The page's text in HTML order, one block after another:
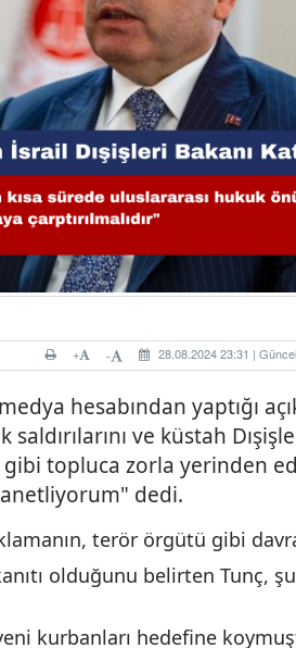
28.08.2024 23:31 |
-
+
hesabından yaptığı
ve küstah
gibi topluca zorla yerinden
lanetliyorum" dedi.
terör örgütü gibi
olduğunu belirten Tunç,
kurbanları hedefine